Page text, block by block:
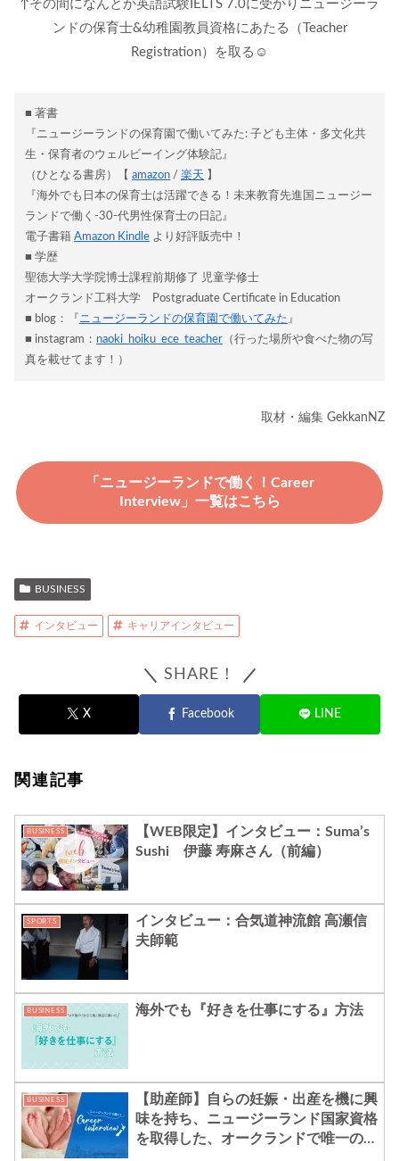
↑その間になんとか英語試験IELTS 7.0に受かりニュージーラ
ンドの保育士&幼稚園教員資格にあたる（Teacher
Registration）を取る☺
■ 著書
『ニュージーランドの保育園で働いてみた: 子ども主体・多文化共
生・保育者のウェルビーイング体験記』
（ひとなる書房）【 amazon / 楽天 】
『海外でも日本の保育士は活躍できる！未来教育先進国ニュージー
ランドで働く-30-代男性保育士の日記』
電子書籍 Amazon Kindle より好評販売中！
■ 学歴
聖徳大学大学院博士課程前期修了 児童学修士
オークランド工科大学 Postgraduate Certificate in Education
■ blog：『 ニュージーランドの保育園で働いてみた 』
■ instagram： naoki_hoiku_ece_teacher （行った場所や食べた物の写
真を載せてます！）
取材・編集 GekkanNZ
「ニュージーランドで働く！Career
Interview」一覧はこちら
BUSINESS
インタビュー キャリアインタビュー
SHARE！
X Facebook LINE
関連記事
BUSINESS
【WEB限定】インタビュー：Suma’s
Sushi 伊藤 寿麻さん（前編）
SPORTS
インタビュー：合気道神流館 高瀬信
夫師範
BUSINESS 海外でも『好きを仕事にする』方法
BUSINESS
【助産師】自らの妊娠・出産を機に興
味を持ち、ニュージーランド国家資格
を取得した、オークランドで唯一の日